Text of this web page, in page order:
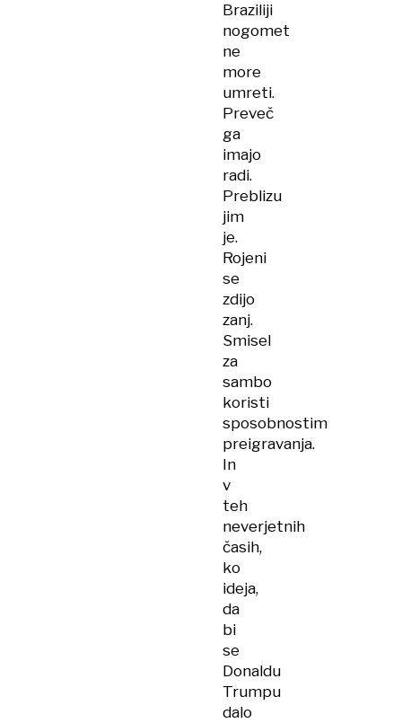
Braziliji
nogomet
ne
more
umreti.
Preveč
ga
imajo
radi.
Preblizu
jim
je.
Rojeni
se
zdijo
zanj.
Smisel
za
sambo
koristi
sposobnostim
preigravanja.
In
v
teh
neverjetnih
časih,
ko
ideja,
da
bi
se
Donaldu
Trumpu
dalo